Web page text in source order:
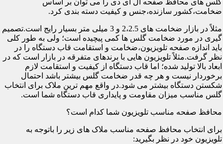
گلس های محافظ صفحه ال ای دی را می توان بر اساس
ضخامت،کشور سازنده،جنس و کیفیت دسته بندی کرد.
مثلاً در بازار ضخامت های 2،2.5 و 3 میلی متر بسیار رایج است.تصمیم
گیری در مورد ضخامت گلس ها کمی پیچیده است؛ ولی به طور کلی
باید اندازه صفحه تلویزیون،ضخامت و استقامت قاب دستگاه را در
نظر گرفت.مثلاً تلویزیون هایی با برندهای متفرقه در بازار است که در
ابعاد بالا تولید شده؛ اما قاب دستگاه از کیفیت و استقامت لازم
برخوردار نیست و هر چه قدر ضخامت گلس بیشتر باشد احتمال
شکستن دستگاه بیشتر می شود.در واقع مهم ترین ملاک برای انتخاب
گلس مناسب میزان مقاومت و پایداری قاب دستگاه شما است.
محافظ صفحه مناسب تلویزیون شما کدام است؟
برای انتخاب محافظ صفحه مناسب ملاک های زیر را باتوجه به
تلویزیون خود در نظر بگیرید: